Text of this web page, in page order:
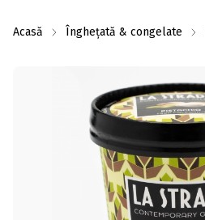
Acasă Înghețată & congelate